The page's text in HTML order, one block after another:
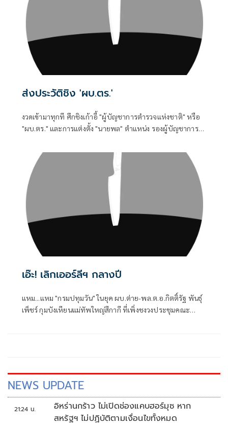
ส่งประวัติชิง 'ผบ.ตร.'
งวดเข้ามาทุกที ศึกชิงเก้าอี้ "ผู้บัญชาการตำรวจแห่งชาติ" หรือ
"ผบ.ตร." และการแต่งตั้ง "นายพล" ตำแหน่ง รองผู้บัญชาการ
วาระประจำปี 2569
เอ๊ะ! เลิกเออร์ลีฯ กลางปี
แหม...แหม "กรมปทุมวัน" ในยุค ผบ.ต่าย-พล.ต.อ.กิตติ์รัฐ พันธุ์
เพ็ชร์ กุมบังเหียนแม่ทัพใหญ่สีกากี ที่เพิ่งชงวงประชุมคณะ
NEWS UPDATE
21:24 น.
อิหร่านกร้าว ไม่เปิดช่องแคบฮอร์มุซ หาก
สหรัฐฯ ไม่ปฏิบัติตามเงื่อนไขทั้งหมด